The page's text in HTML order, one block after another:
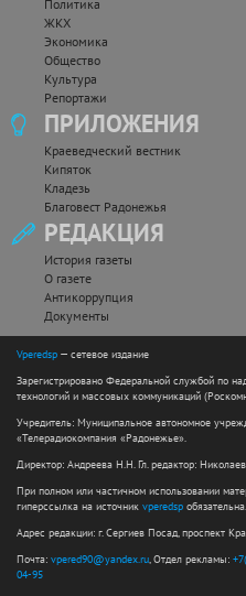
Политика
ЖКХ
Экономика
Общество
Культура
Репортажи
ПРИЛОЖЕНИЯ
Краеведческий вестник
Кипяток
Кладезь
Благовест Радонежья
РЕДАКЦИЯ
История газеты
О газете
Антикоррупция
Документы
Vperedsp — сетевое издание
Зарегистрировано Федеральной службой по
технологий и массовых коммуникаций
Учредитель: Муниципальное автономное
«Телерадиокомпания «Радонежье».
Директор: Андреева Н.Н. Гл. редактор:
При полном или частичном использовании
гиперссылка на источник vperedsp обязательна.
Адрес редакции: г. Сергиев Посад, проспект
Почта: vpered90@yandex.ru, Отдел рекламы:
04-95